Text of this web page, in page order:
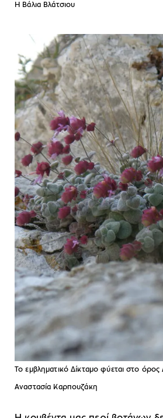
Η Βάλια Βλάτσιου
Το εμβληματικό Δίκταμο φύεται στο
Αναστασία Καρπουζάκη